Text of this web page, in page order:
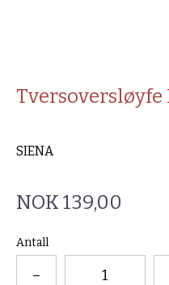
Tversoversløyfe
SIENA
NOK 139,00
Antall
–